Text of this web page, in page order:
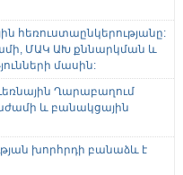
հեռուստաընկերությանը:
ՄԱԿ ԱԽ քննարկման և
մասին:
Ղարաբաղում
և բանակցային
խորհրդի բանաձև է